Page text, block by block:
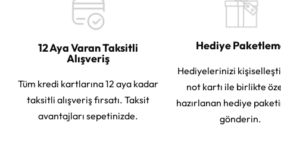
12 Aya Varan Taksitli
Alışveriş
Tüm kredi kartlarına 12 aya kadar
taksitli alışveriş fırsatı. Taksit
avantajları sepetinizde.
Hediye
Hediyelerinizi
not kartı ile birlikte
hazırlanan hediye
gönderin.